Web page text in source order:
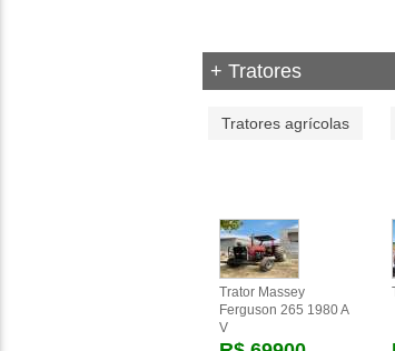
+ Tratores
Tratores agrícolas
Trator Massey
Ferguson 265 1980 A
V